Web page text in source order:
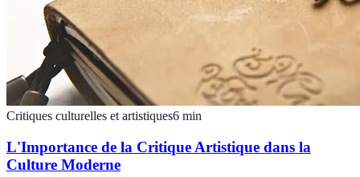
Critiques culturelles et artistiques6 min
L'Importance de la Critique Artistique dans la
Culture Moderne